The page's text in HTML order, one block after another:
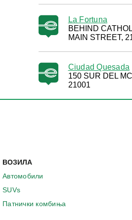
La Fortuna
BEHIND
MAIN STREET,
Ciudad Quesada
150 SUR DEL
21001
ВОЗИЛА
Автомобили
SUVs
Патнички комбиња